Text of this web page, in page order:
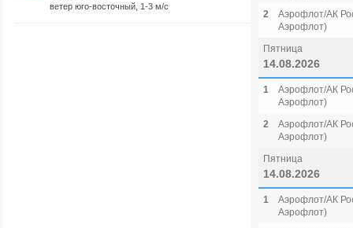
ветер юго-восточный, 1-3 м/с
2
Аэрофлот/АК
Аэрофлот)
Пятница
14.08.2026
1
Аэрофлот/АК
Аэрофлот)
2
Аэрофлот/АК
Аэрофлот)
Пятница
14.08.2026
1
Аэрофлот/АК
Аэрофлот)